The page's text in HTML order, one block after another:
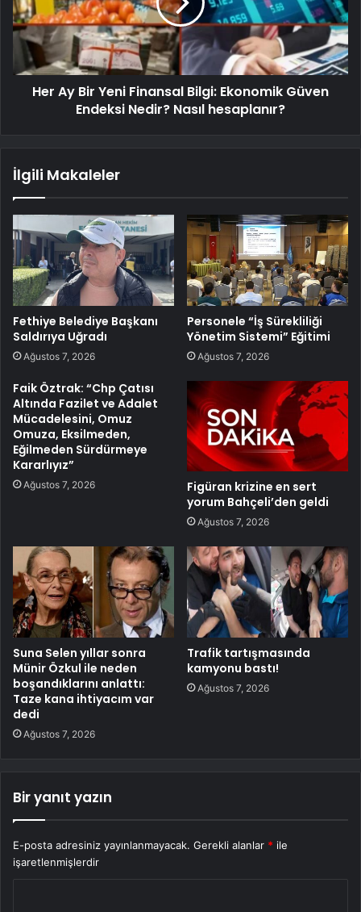
Her Ay Bir Yeni Finansal Bilgi: Ekonomik Güven
Endeksi Nedir? Nasıl hesaplanır?
İlgili Makaleler
Fethiye Belediye Başkanı
Saldırıya Uğradı
Ağustos 7, 2026
Personele “İş Sürekliliği
Yönetim Sistemi” Eğitimi
Ağustos 7, 2026
Faik Öztrak: “Chp Çatısı
Altında Fazilet ve Adalet
Mücadelesini, Omuz
Omuza, Eksilmeden,
Eğilmeden Sürdürmeye
Kararlıyız”
Ağustos 7, 2026
Figüran krizine en sert
yorum Bahçeli’den geldi
Ağustos 7, 2026
Suna Selen yıllar sonra
Münir Özkul ile neden
boşandıklarını anlattı:
Taze kana ihtiyacım var
dedi
Ağustos 7, 2026
Trafik tartışmasında
kamyonu bastı!
Ağustos 7, 2026
Bir yanıt yazın
E-posta adresiniz yayınlanmayacak. Gerekli alanlar * ile
işaretlenmişlerdir